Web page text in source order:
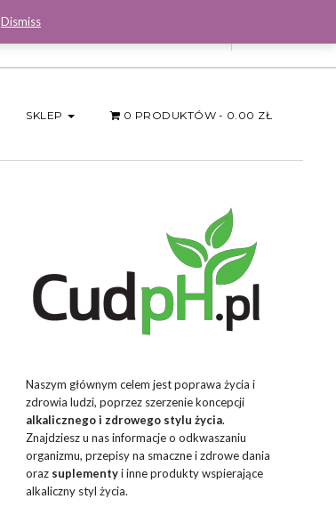
SKLEP 0 PRODUKTÓW 0.00 ZŁ
Naszym głównym celem jest poprawa życia i
zdrowia ludzi, poprzez szerzenie koncepcji
alkalicznego i zdrowego stylu życia.
Znajdziesz u nas informacje o odkwaszaniu
organizmu, przepisy na smaczne i zdrowe dania
oraz suplementyi inne produkty wspierające
alkaliczny styl życia.
Dismiss